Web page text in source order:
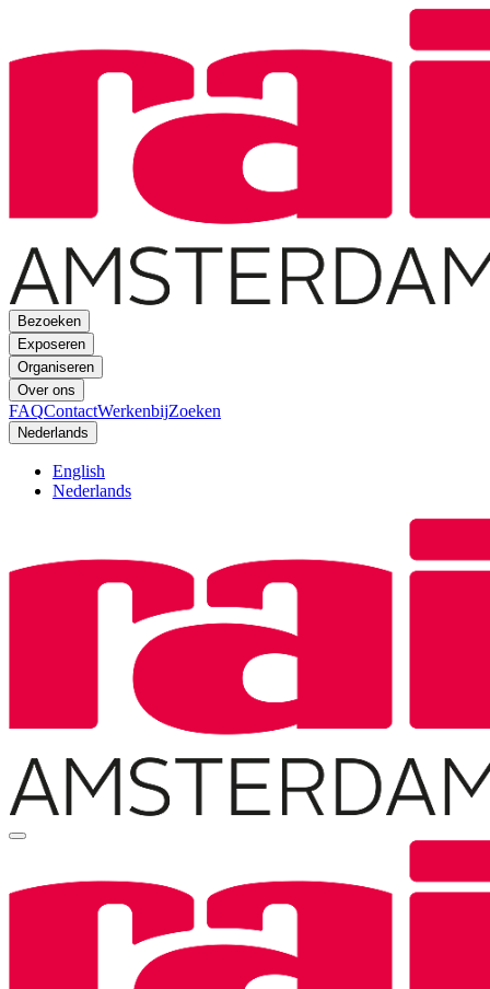
Bezoeken
Exposeren
Organiseren
Over ons
FAQContactWerkenbijZoeken
Nederlands
English
Nederlands